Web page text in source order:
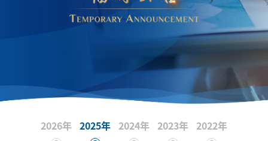
2026年 2025年 2024年 2023年 2022年